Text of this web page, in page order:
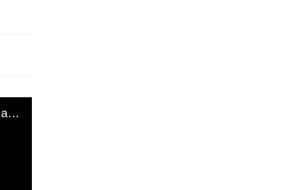
Wilmer Crisanto de penal anota el 2-0 de Motagua ante Honduras Progreso